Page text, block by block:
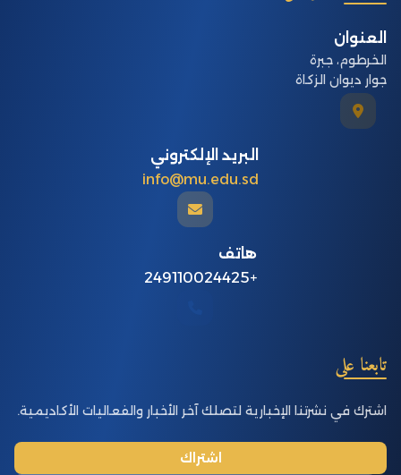
العنوان
الخرطوم، جبرة
جوار ديوان الزكاة
البريد الإلكتروني
info@mu.edu.sd
هاتف
+249110024425
تابعنا على
اشترك في نشرتنا الإخبارية لتصلك آخر الأخبار والفعاليات الأكاديمية.
اشتراك